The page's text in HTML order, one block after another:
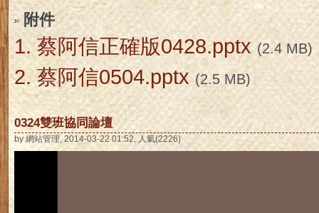
附件
1. 蔡阿信正確版0428.pptx (2.4 MB)
2. 蔡阿信0504.pptx (2.5 MB)
0324雙班協同論壇
by 網站管理, 2014-03-22 01:52, 人氣(2226)